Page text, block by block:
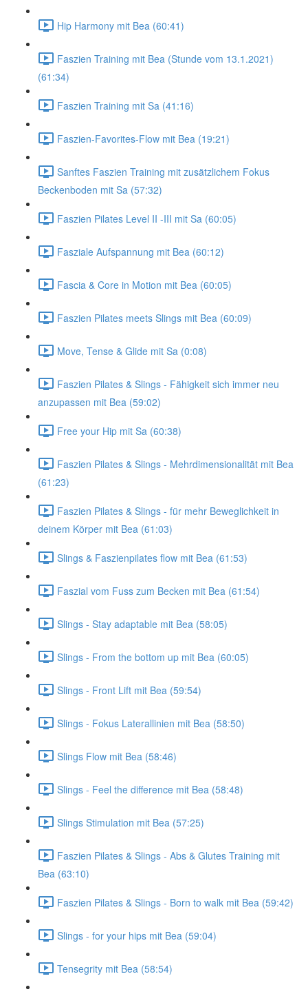
Hip Harmony mit Bea (60:41)
Faszien Training mit Bea (Stunde vom 13.1.2021)
(61:34)
Faszien Training mit Sa (41:16)
Faszien-Favorites-Flow mit Bea (19:21)
Sanftes Faszien Training mit zusätzlichem Fokus
Beckenboden mit Sa (57:32)
Faszien Pilates Level II -III mit Sa (60:05)
Fasziale Aufspannung mit Bea (60:12)
Fascia & Core in Motion mit Bea (60:05)
Faszien Pilates meets Slings mit Bea (60:09)
Move, Tense & Glide mit Sa (0:08)
Faszien Pilates & Slings - Fähigkeit sich immer neu
anzupassen mit Bea (59:02)
Free your Hip mit Sa (60:38)
Faszien Pilates & Slings - Mehrdimensionalität mit Bea
(61:23)
Faszien Pilates & Slings - für mehr Beweglichkeit in
deinem Körper mit Bea (61:03)
Slings & Faszienpilates flow mit Bea (61:53)
Faszial vom Fuss zum Becken mit Bea (61:54)
Slings - Stay adaptable mit Bea (58:05)
Slings - From the bottom up mit Bea (60:05)
Slings - Front Lift mit Bea (59:54)
Slings - Fokus Laterallinien mit Bea (58:50)
Slings Flow mit Bea (58:46)
Slings - Feel the difference mit Bea (58:48)
Slings Stimulation mit Bea (57:25)
Faszien Pilates & Slings - Abs & Glutes Training mit
Bea (63:10)
Faszien Pilates & Slings - Born to walk mit Bea (59:42)
Slings - for your hips mit Bea (59:04)
Tensegrity mit Bea (58:54)